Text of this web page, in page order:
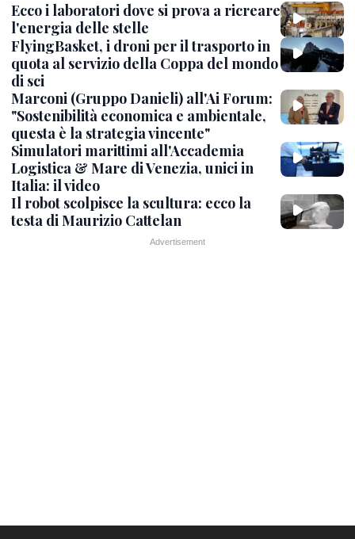
Ecco i laboratori dove si prova a ricreare
l'energia delle stelle
FlyingBasket, i droni per il trasporto in
quota al servizio della Coppa del mondo
di sci
Marconi (Gruppo Danieli) all'Ai Forum:
"Sostenibilità economica e ambientale,
questa è la strategia vincente"
Simulatori marittimi all'Accademia
Logistica & Mare di Venezia, unici in
Italia: il video
Il robot scolpisce la scultura: ecco la
testa di Maurizio Cattelan